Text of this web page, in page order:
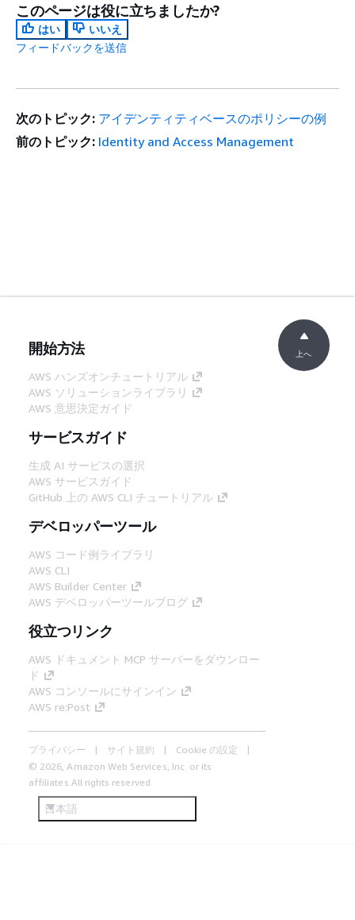
このページは役に立ちましたか?
はい
いいえ
フィードバックを送信
次のトピック: アイデンティティベースのポリシーの例
前のトピック: Identity and Access Management
開始方法
AWS ハンズオンチュートリアル
AWS ソリューションライブラリ
AWS 意思決定ガイド
サービスガイド
生成 AI サービスの選択
AWS サービスガイド
GitHub 上の AWS CLI チュートリアル
デベロッパーツール
AWS コード例ライブラリ
AWS CLI
AWS Builder Center
AWS デベロッパーツールブログ
役立つリンク
AWS ドキュメント MCP サーバーをダウンロー
ド
AWS コンソールにサインイン
AWS re:Post
プライバシー サイト規約
Cookie の設定
© 2026, Amazon Web Services, Inc. or its
affiliates.All rights reserved.
日本語
上へ